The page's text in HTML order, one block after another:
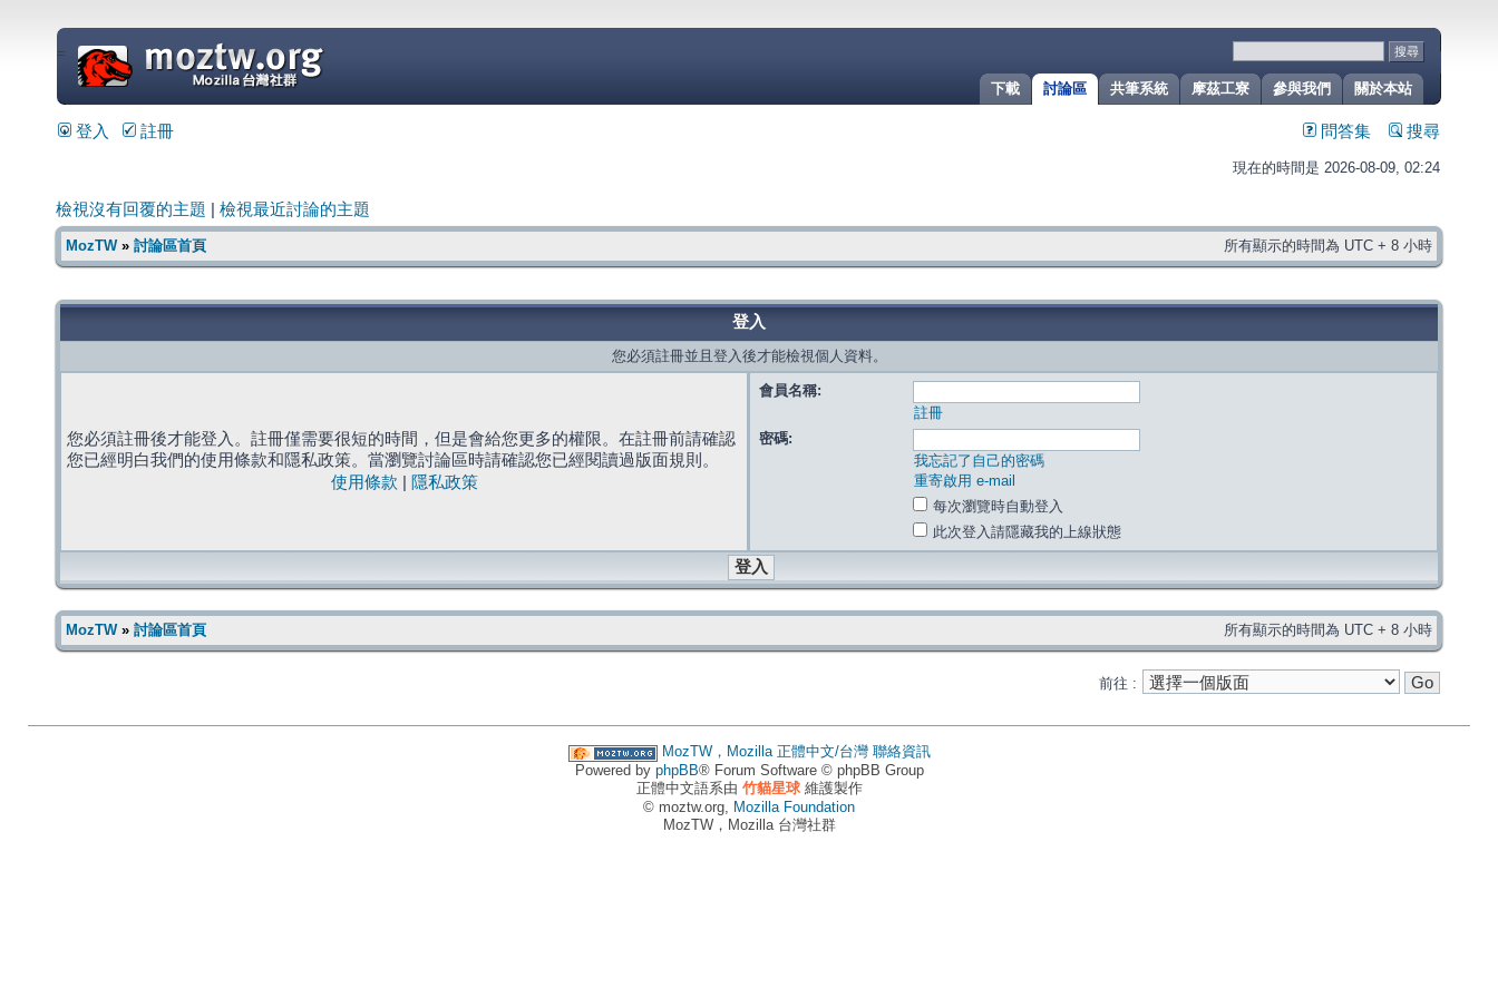
關於本站
參與我們
摩茲工寮
共筆系統
討論區
下載
=
登入 註冊 問答集 搜尋
現在的時間是 2026-08-09, 02:24
檢視沒有回覆的主題 檢視最近討論的主題
MozTW» 討論區首頁 所有顯示的時間為 UTC + 8 小時
登入
您必須註冊並且登入後才能檢視個人資料。
您必須註冊後才能登入。註冊僅需要很短的時間，但是會給您更多的權限。在註冊前請確認
您已經明白我們的使用條款和隱私政策。當瀏覽討論區時請確認您已經閱讀過版面規則。
使用條款
隱私政策
會員名稱:
註冊
密碼:
我忘記了自己的密碼
重寄啟用 e-mail
每次瀏覽時自動登入
此次登入請隱藏我的上線狀態
MozTW» 討論區首頁 所有顯示的時間為 UTC + 8 小時
前往 :
MozTW，Mozilla 正體中文/台灣 聯絡資訊
Powered by phpBB® Forum Software © phpBB Group
正體中文語系由 竹貓星球維護製作
© moztw.org, Mozilla Foundation
MozTW，Mozilla 台灣社群